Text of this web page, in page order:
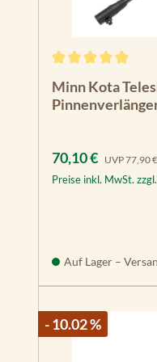
Minn Kota
Verkaufspreis:
70,10 € UVP77,90 €
Preise inkl. MwSt.
Auf Lager –
- 10.02 %